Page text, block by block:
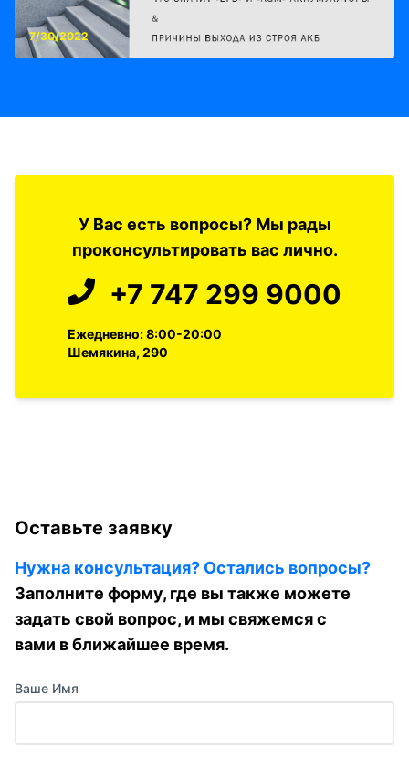
7/30/2022
У Вас есть вопросы? Мы рады
проконсультировать вас лично.
+7 747 299 9000
Ежедневно: 8:00-20:00
Шемякина, 290
Оставьте заявку
Нужна консультация? Остались вопросы?
Заполните форму, где вы также можете
задать свой вопрос, и мы свяжемся с
вами в ближайшее время.
Ваше Имя